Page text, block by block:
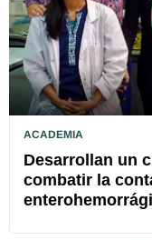
ACADEMIA
Desarrollan un
combatir la